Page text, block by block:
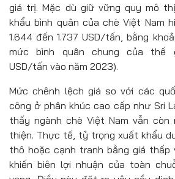
giá trị. Mặc dù giữ vững quy mô
khẩu bình quân của chè Việt Nam
1.644 đến 1.737 USD/tấn, bằng
mức bình quân chung của thế
USD/tấn vào năm 2023).
Mức chênh lệch giá so với các
công ở phân khúc cao cấp như Sri
thấy ngành chè Việt Nam vẫn
thiện. Thực tế, tỷ trọng xuất khẩu
thô hoặc cạnh tranh bằng giá thấp
khiến biên lợi nhuận của toàn